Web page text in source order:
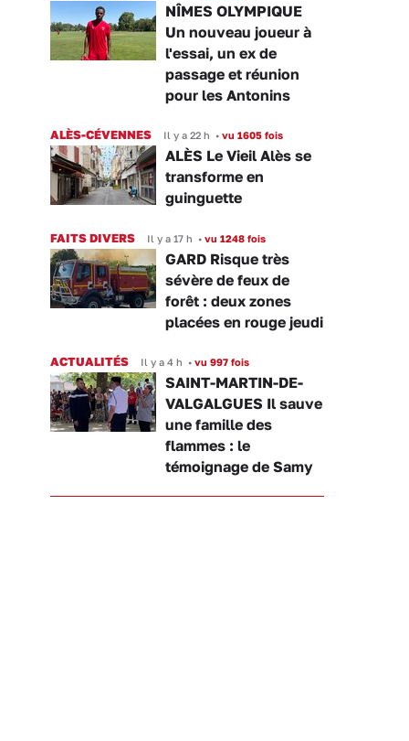
NÎMES OLYMPIQUE
Un nouveau joueur à
l'essai, un ex de
passage et réunion
pour les Antonins
ALÈS-CÉVENNES Il y a 22 h • vu 1605 fois
ALÈS Le Vieil Alès se
transforme en
guinguette
FAITS DIVERS Il y a 17 h • vu 1248 fois
GARD Risque très
sévère de feux de
forêt : deux zones
placées en rouge jeudi
ACTUALITÉS Il y a 4 h • vu 997 fois
SAINT-MARTIN-DE-
VALGALGUES Il sauve
une famille des
flammes : le
témoignage de Samy